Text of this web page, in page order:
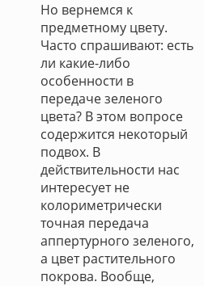
Но вернемся к
предметному цвету.
Часто спрашивают: есть
ли какие-либо
особенности в
передаче зеленого
цвета? В этом вопросе
содержится некоторый
подвох. В
действительности нас
интересует не
колориметрически
точная передача
аппертурного зеленого,
а цвет растительного
покрова. Вообще,